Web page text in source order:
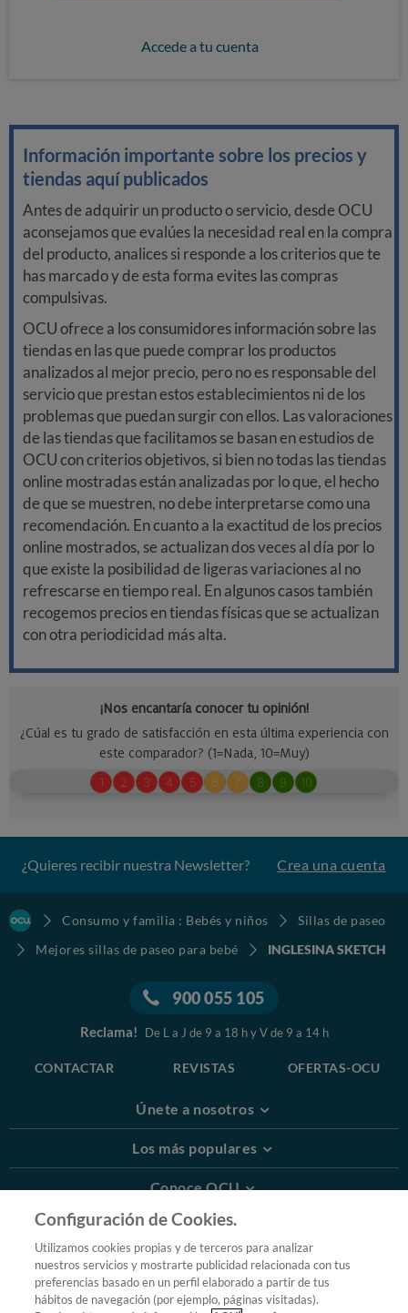
Accede a tu cuenta
Información importante sobre los precios y
tiendas aquí publicados
Antes de adquirir un producto o servicio, desde OCU
aconsejamos que evalúes la necesidad real en la compra
del producto, analices si responde a los criterios que te
has marcado y de esta forma evites las compras
compulsivas.
OCU ofrece a los consumidores información sobre las
tiendas en las que puede comprar los productos
analizados al mejor precio, pero no es responsable del
servicio que prestan estos establecimientos ni de los
problemas que puedan surgir con ellos. Las valoraciones
de las tiendas que facilitamos se basan en estudios de
OCU con criterios objetivos, si bien no todas las tiendas
online mostradas están analizadas por lo que, el hecho
de que se muestren, no debe interpretarse como una
recomendación. En cuanto a la exactitud de los precios
online mostrados, se actualizan dos veces al día por lo
que existe la posibilidad de ligeras variaciones al no
refrescarse en tiempo real. En algunos casos también
recogemos precios en tiendas físicas que se actualizan
con otra periodicidad más alta.
¿Quieres recibir nuestra Newsletter? Crea una cuenta
Consumo y familia : Bebés y niños
Sillas de paseo
Mejores sillas de paseo para bebé
INGLESINA SKETCH
900 055 105
Reclama! De L a J de 9 a 18 h y V de 9 a 14 h
CONTACTAR REVISTAS OFERTAS-OCU
Únete a nosotros
Los más populares
Conoce OCU
Más Información
© 2026 OCU
Condiciones generales de contratación de OCU
Configuración de Cookies.
Utilizamos cookies propias y de terceros para analizar
nuestros servicios y mostrarte publicidad relacionada con tus
preferencias basado en un perfil elaborado a partir de tus
hábitos de navegación (por ejemplo, páginas visitadas).